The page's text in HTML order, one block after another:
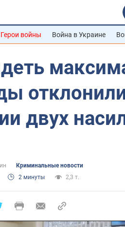
Герои войны Война в Украине
двух
Криминальные новости
2 минуты 2,3 т.